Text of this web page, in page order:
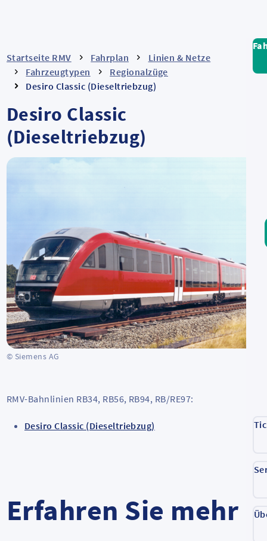
Startseite RMV Fahrplan
Linien & Netze
Fahrzeugtypen
Regionalzüge
Desiro Classic (Dieseltriebzug)
Desiro Classic
(Dieseltriebzug)
© Siemens AG
RMV-Bahnlinien RB34, RB56, RB94, RB/RE97:
Desiro Classic (Dieseltriebzug)
Erfahren Sie mehr